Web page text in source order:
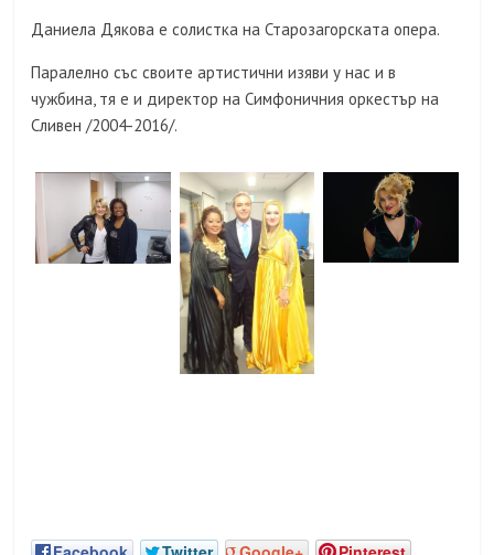
Даниела Дякова е солистка на Старозагорската опера.
Паралелно със своите артистични изяви у нас и в
чужбина, тя e и директор на Симфоничния оркестър на
Сливен /2004-2016/.